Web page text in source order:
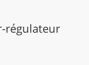
régulateur